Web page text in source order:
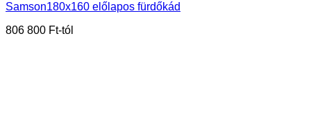
Samson180x160 előlapos fürdőkád
806 800 Ft